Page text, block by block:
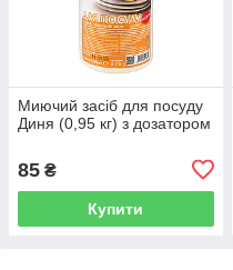
Миючий засіб для посуду
Диня (0,95 кг) з дозатором
85 ₴
Купити